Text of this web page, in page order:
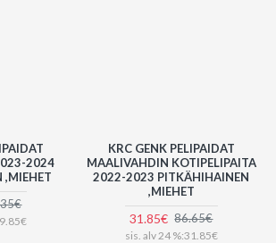
2024
,MIEHET
KRC GENK PELIPAIDAT
MAALIVAHDIN KOTIPELIPAITA
2022-2023 PITKÄHIHAINEN
,MIEHET
31.85€ 86.65€
sis. alv 24 %:31.85€